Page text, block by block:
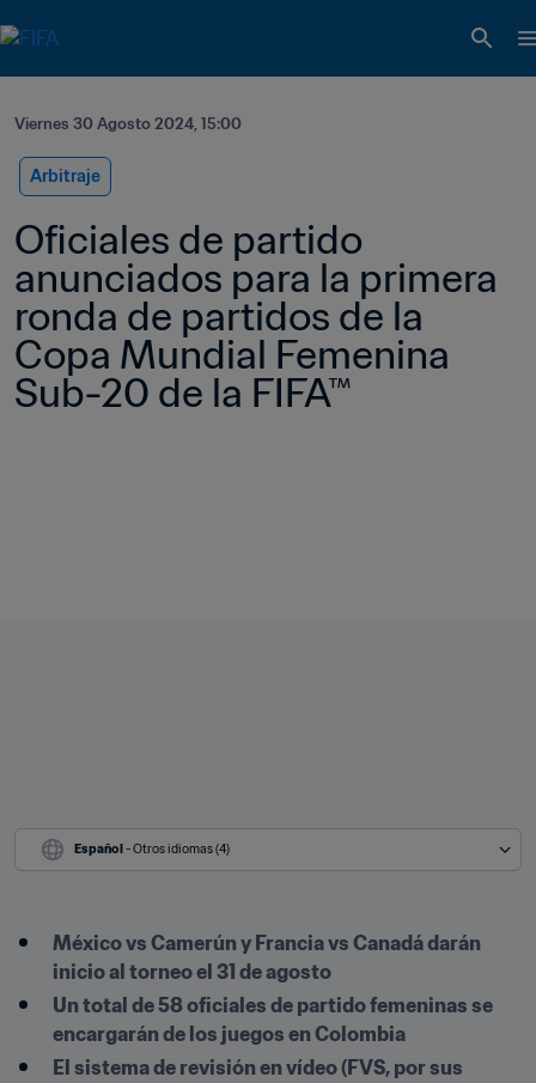
Viernes 30 Agosto 2024, 15:00
Arbitraje
Oficiales de partido
anunciados para la primera
ronda de partidos de la
Copa Mundial Femenina
Sub-20 de la FIFA™
Español - Otros idiomas (4)
México vs Camerún y Francia vs Canadá darán
inicio al torneo el 31 de agosto
Un total de 58 oficiales de partido femeninas se
encargarán de los juegos en Colombia
El sistema de revisión en vídeo (FVS, por sus